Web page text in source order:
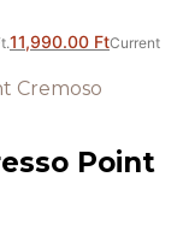
11,990.00 FtCurrent
Point